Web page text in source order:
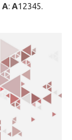
A: A12345.